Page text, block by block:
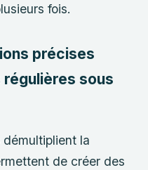
fois.
précises
sous
démultiplient la
de créer des